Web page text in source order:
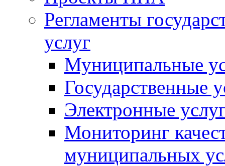
Регламенты
услуг
Муниципальные
Государственные
Электронные
Мониторинг
муниципальных